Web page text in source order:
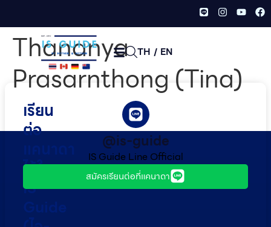
TH / EN
Thananya
Prasarnthong (Tina)
เรียน
ต่อ
ไว้ใจ
IS
Guide
@is-guide
IS Guide Line Official
สมัครเรียนต่อที่แคนาดา